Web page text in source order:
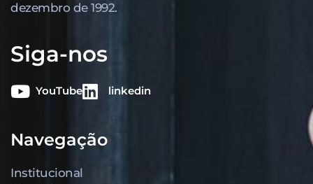
dezembro de 1992.
Siga-nos
YouTube linkedin
Navegação
Institucional